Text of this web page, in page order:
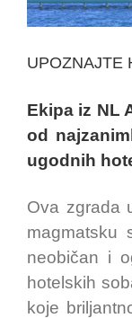
UPOZNAJTE
Ekipa iz NL
od
ugodnih
Ova zgrada
magmatsku
neobičan i
hotelskih
koje